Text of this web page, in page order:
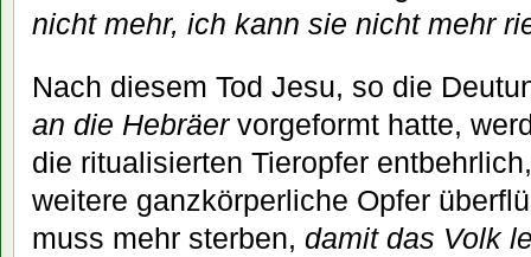
nicht mehr, ich kann sie nicht mehr
Nach diesem Tod Jesu, so die
an die Hebräervorgeformt hatte,
die ritualisierten Tieropfer
weitere ganzkörperliche Opfer
muss mehr sterben, damit das Volk